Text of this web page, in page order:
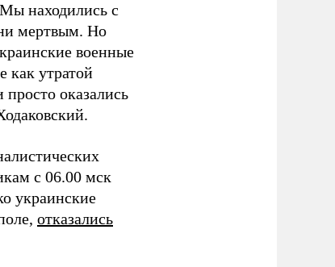
находились с
мертвым. Но
военные
как утратой
оказались
с 06.00 мск
украинские
отказались